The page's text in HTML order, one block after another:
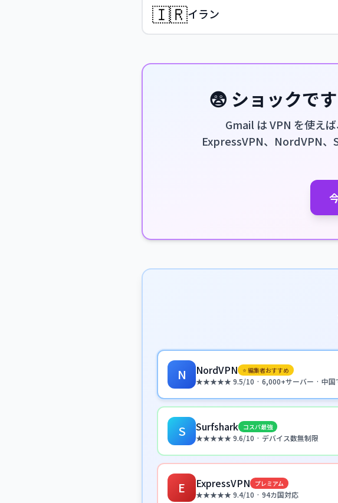
🇮🇷イラン
😨 ショックで
Gmail は VPN を使え
ExpressVPN、NordVPN
N NordVPN ⭐ 編集者おすすめ
★★★★★ 9.5/10 · 6,000+サーバー · 中国
S Surfshark コスパ最強
★★★★★ 9.6/10 · デバイス数無制限
E ExpressVPN プレミアム
★★★★★ 9.4/10 · 94カ国対応